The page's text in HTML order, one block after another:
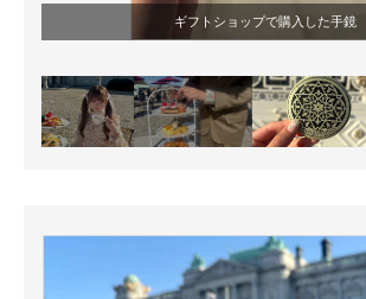
ギフトショップで購入した手鏡